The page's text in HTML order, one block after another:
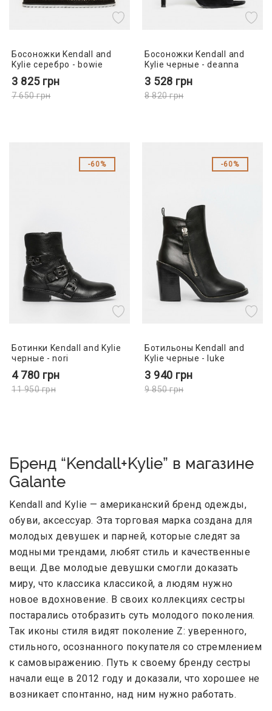
Босоножки Kendall and
Kylie серебро - bowie
3 825 грн
7 650грн
Босоножки Kendall and
Kylie черные - deanna
3 528 грн
8 820грн
60%
Ботинки Kendall and Kylie
черные - nori
4 780 грн
11 950грн
60%
Ботильоны Kendall and
Kylie черные - luke
3 940 грн
9 850грн
Бренд “Kendall+Kylie” в магазине
Galante
Kendall and Kylie — американский бренд одежды,
обуви, аксессуар. Эта торговая марка создана для
молодых девушек и парней, которые следят за
модными трендами, любят стиль и качественные
вещи. Две молодые девушки смогли доказать
миру, что классика классикой, а людям нужно
новое вдохновение. В своих коллекциях сестры
постарались отобразить суть молодого поколения.
Так иконы стиля видят поколение Z: уверенного,
стильного, осознанного покупателя со стремлением
к самовыражению. Путь к своему бренду сестры
начали еще в 2012 году и доказали, что хорошее не
возникает спонтанно, над ним нужно работать.